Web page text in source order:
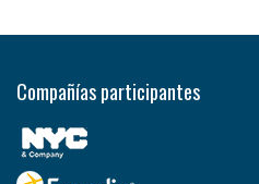
Compañías participantes